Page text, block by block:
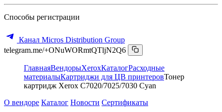
Способы регистрации
Канал Micros Distribution Group
telegram.me/+ONuWORmtQTljN2Q6
ГлавнаяВендорыXeroxКаталогРасходные
материалыКартриджи для ЦВ принтеровТонер
картридж Xerox C7020/7025/7030 Cyan
О вендоре Каталог Новости Сертификаты